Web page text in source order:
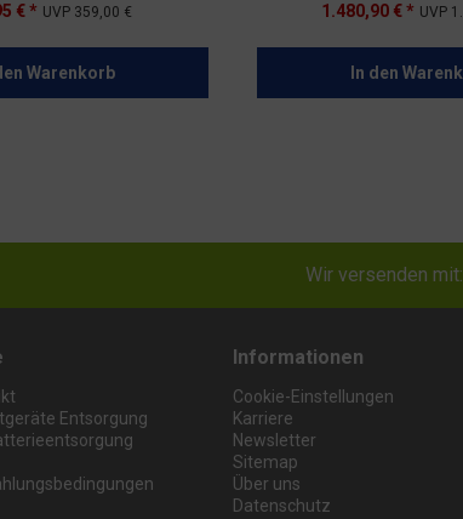
€ * UVP 359,00 €
Warenkorb
1.480,90 € * UVP
In den
Wir versenden mit:
Entsorgung
Informationen
Cookie-Einstellungen
Karriere
Newsletter
Sitemap
Über uns
Datenschutz